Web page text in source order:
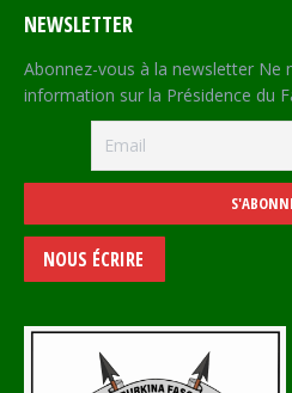
NEWSLETTER
Abonnez-vous à la newsletter Ne
information sur la Présidence du
NOUS ÉCRIRE